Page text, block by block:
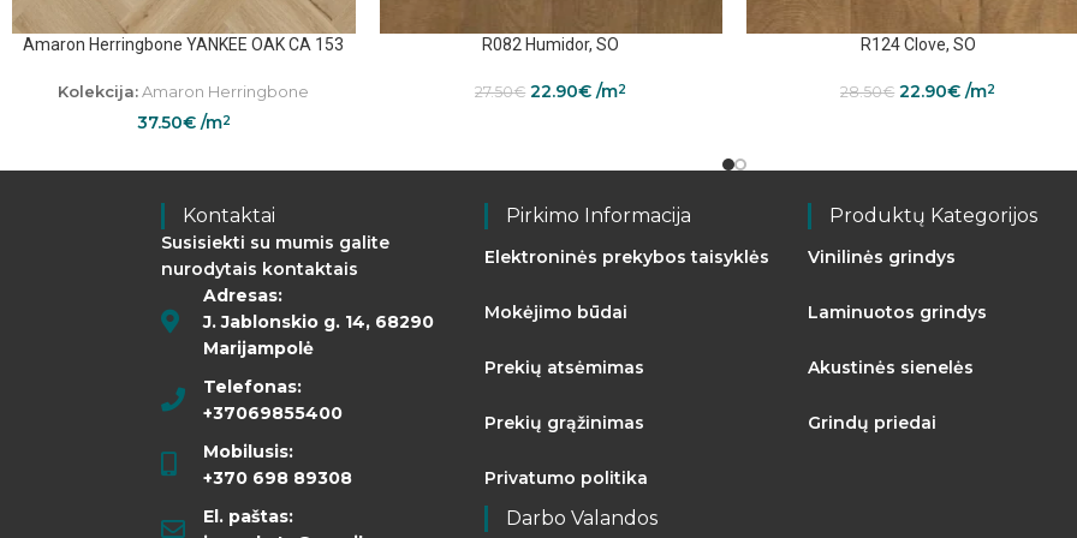
Amaron Herringbone YANKEE OAK CA 153
Kolekcija:Amaron Herringbone
37.50€/m2
R082 Humidor, SO
27.50€ 22.90€ /m2
R124 Clove, SO
28.50€ 22.90€ /m2
Kontaktai
Susisiekti su mumis galite
nurodytais kontaktais
Adresas:
J. Jablonskio g. 14, 68290
Marijampolė
Telefonas:
+37069855400
Mobilusis:
+370 698 89308
El. paštas:
Pirkimo Informacija
Elektroninės prekybos taisyklės
Mokėjimo būdai
Prekių atsėmimas
Prekių grąžinimas
Privatumo politika
Darbo Valandos
Produktų Kategorijos
Vinilinės grindys
Laminuotos grindys
Akustinės sienelės
Grindų priedai